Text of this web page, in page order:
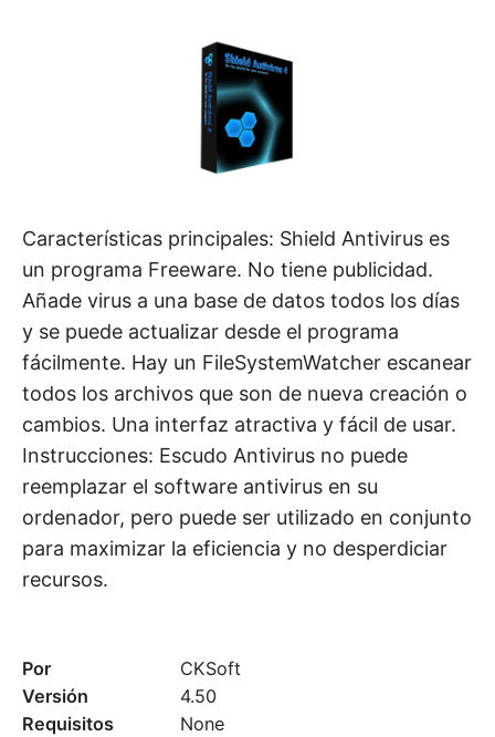
Características principales: Shield Antivirus es
un programa Freeware. No tiene publicidad.
Añade virus a una base de datos todos los días
y se puede actualizar desde el programa
fácilmente. Hay un FileSystemWatcher escanear
todos los archivos que son de nueva creación o
cambios. Una interfaz atractiva y fácil de usar.
Instrucciones: Escudo Antivirus no puede
reemplazar el software antivirus en su
ordenador, pero puede ser utilizado en conjunto
para maximizar la eficiencia y no desperdiciar
recursos.
Por
CKSoft
Versión
4.50
Requisitos
None